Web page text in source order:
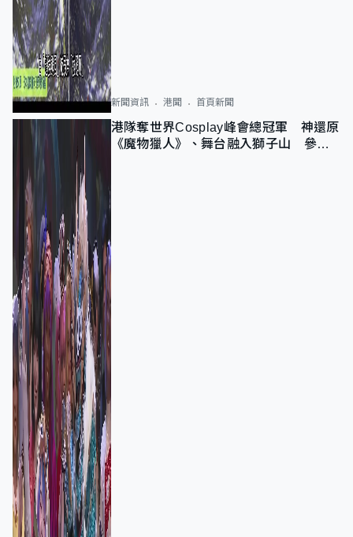
新聞資訊 港聞 首頁新聞
港隊奪世界Cosplay峰會總冠軍 神還原
《魔物獵人》、舞台融入獅子山 參賽